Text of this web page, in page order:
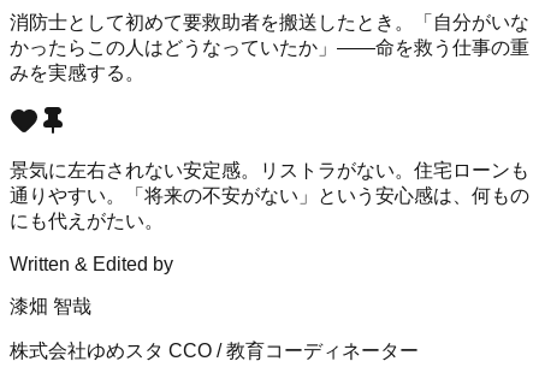
消防士として初めて要救助者を搬送したとき。「自分がいな
かったらこの人はどうなっていたか」——命を救う仕事の重
みを実感する。
景気に左右されない安定感。リストラがない。住宅ローンも
通りやすい。「将来の不安がない」という安心感は、何もの
にも代えがたい。
Written & Edited by
漆畑 智哉
株式会社ゆめスタ CCO / 教育コーディネーター